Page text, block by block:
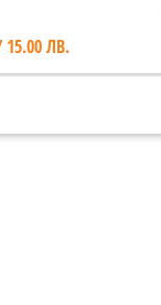
15.00 ЛВ.